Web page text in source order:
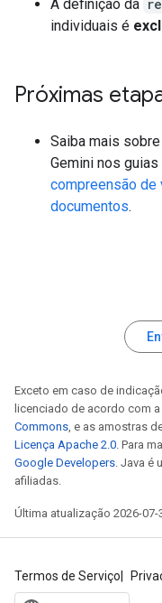
A definição da
individuais é
Próximas
Saiba mais
Gemini nos guias
compreensão de
documentos.
Exceto em caso de
licenciado de acordo com a
Commons, e as amostras
Licença Apache 2.0. Para
Google Developers. Java é
afiliadas.
Última atualização 2026-07-
Termos de Serviço